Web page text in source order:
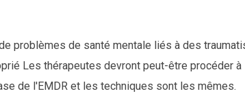
problèmes de santé mentale liés à des
Les thérapeutes devront peut-être procéder à
de l'EMDR et les techniques sont les mêmes.